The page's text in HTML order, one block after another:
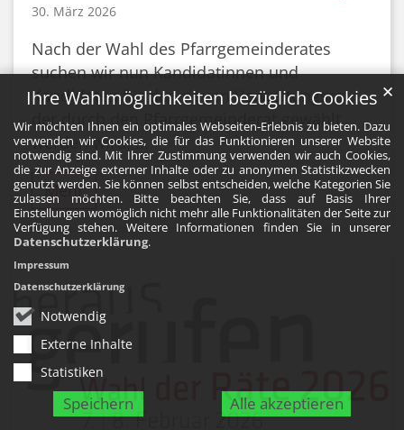
Ihre Wahlmöglichkeiten bezüglich Cookies
Wir möchten Ihnen ein optimales Webseiten-Erlebnis zu bieten. Dazu
verwenden wir Cookies, die für das Funktionieren unserer Website
notwendig sind. Mit Ihrer Zustimmung verwenden wir auch Cookies,
die zur Anzeige externer Inhalte oder zu anonymen Statistikzwecken
genutzt werden. Sie können selbst entscheiden, welche Kategorien Sie
zulassen möchten. Bitte beachten Sie, dass auf Basis Ihrer
Einstellungen womöglich nicht mehr alle Funktionalitäten der Seite zur
Verfügung stehen. Weitere Informationen finden Sie in unserer
Datenschutzerklärung.
Notwendig
Externe Inhalte
Statistiken
Speichern Alle akzeptieren
✕
Impressum
Datenschutzerklärung
30. März 2026
Nach der Wahl des Pfarrgemeinderates
suchen wir nun Kandidatinnen und
Kandidaten für den neuen Verwaltungsrat,
der durch den Pfarrgemeinderat gewählt
werden wird. ...
Mehr